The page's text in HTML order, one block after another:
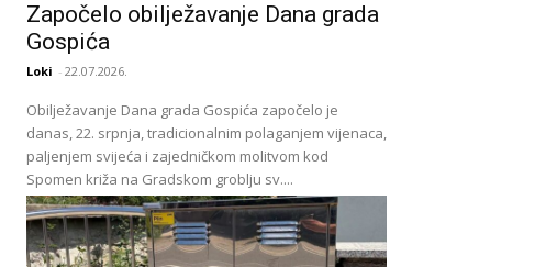
Započelo obilježavanje Dana grada
Gospića
Loki - 22.07.2026.
Obilježavanje Dana grada Gospića započelo je
danas, 22. srpnja, tradicionalnim polaganjem vijenaca,
paljenjem svijeća i zajedničkom molitvom kod
Spomen križa na Gradskom groblju sv....